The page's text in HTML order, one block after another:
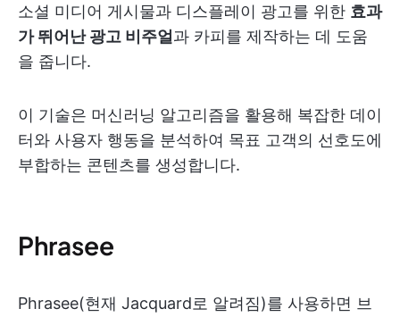
소셜 미디어 게시물과 디스플레이 광고를 위한 효과
가 뛰어난 광고 비주얼과 카피를 제작하는 데 도움
을 줍니다.
이 기술은 머신러닝 알고리즘을 활용해 복잡한 데이
터와 사용자 행동을 분석하여 목표 고객의 선호도에
부합하는 콘텐츠를 생성합니다.
Phrasee
Phrasee(현재 Jacquard로 알려짐)를 사용하면 브